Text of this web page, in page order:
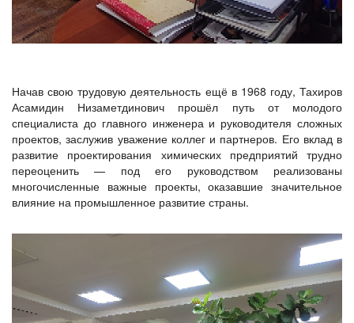
Начав свою трудовую деятельность ещё в 1968 году, Тахиров
Асамидин Низаметдинович прошёл путь от молодого
специалиста до главного инженера и руководителя сложных
проектов, заслужив уважение коллег и партнеров. Его вклад в
развитие проектирования химических предприятий трудно
переоценить — под его руководством реализованы
многочисленные важные проекты, оказавшие значительное
влияние на промышленное развитие страны.